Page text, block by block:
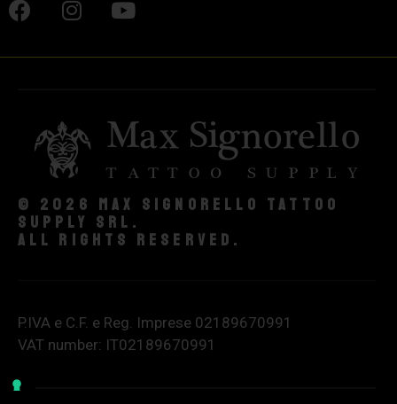
© 2026 Max Signorello Tattoo
supply srl.
All rights reserved.
P.IVA e C.F. e Reg. Imprese 02189670991
VAT number: IT02189670991